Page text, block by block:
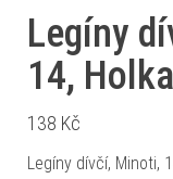
Legíny
14,
138 Kč
Legíny dívčí, Minoti,